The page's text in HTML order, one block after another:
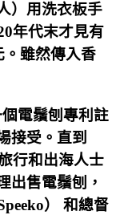
）用洗衣板手
年代末才見有
。雖然傳入香
電鬚刨專利註
接受。直到
行和出海人士
出售電鬚刨，
） 和總督